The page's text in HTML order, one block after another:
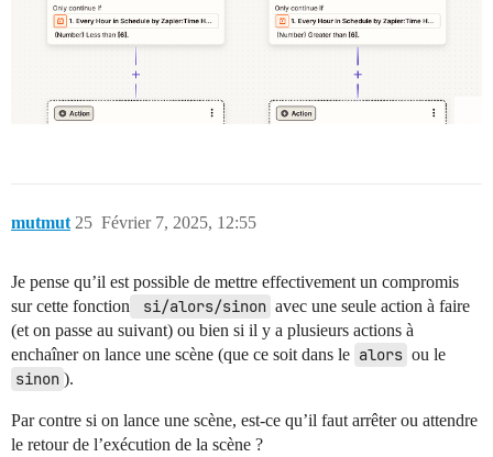
mutmut Février 7, 2025, 12:55
25
Je pense qu’il est possible de mettre effectivement un compromis
sur cette fonction
si/alors/sinon avec une seule action à faire
(et on passe au suivant) ou bien si il y a plusieurs actions à
enchaîner on lance une scène (que ce soit dans le alors ou le
sinon ).
Par contre si on lance une scène, est-ce qu’il faut arrêter ou attendre
le retour de l’exécution de la scène ?